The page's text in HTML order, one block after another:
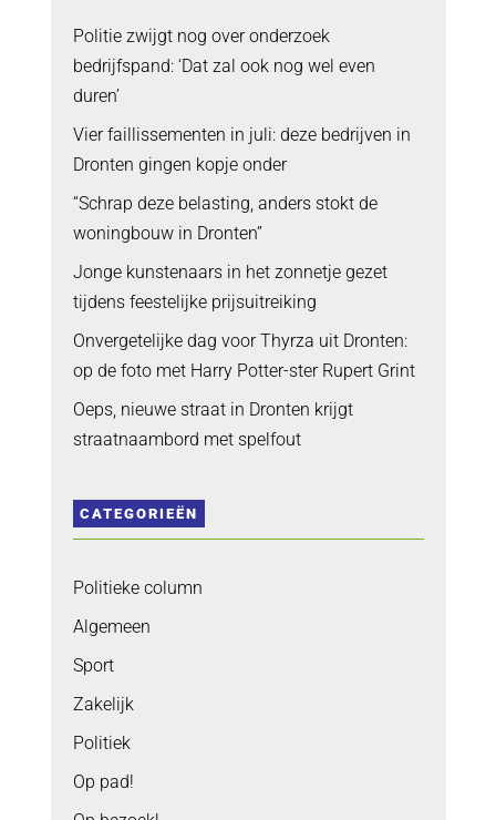
Politie zwijgt nog over onderzoek
bedrijfspand: ‘Dat zal ook nog wel even
duren’
Vier faillissementen in juli: deze bedrijven in
Dronten gingen kopje onder
“Schrap deze belasting, anders stokt de
woningbouw in Dronten”
Jonge kunstenaars in het zonnetje gezet
tijdens feestelijke prijsuitreiking
Onvergetelijke dag voor Thyrza uit Dronten:
op de foto met Harry Potter-ster Rupert Grint
Oeps, nieuwe straat in Dronten krijgt
straatnaambord met spelfout
CATEGORIEËN
Politieke column
Algemeen
Sport
Zakelijk
Politiek
Op pad!